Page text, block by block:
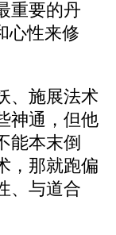
重要的丹
心性来修
、施展法术
神通，但他
能本末倒
，那就跑偏
、与道合